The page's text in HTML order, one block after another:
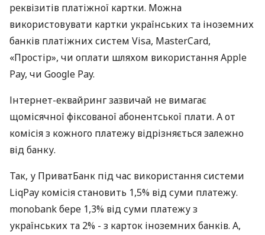
реквізитів платіжної картки. Можна
використовувати картки українських та іноземних
банків платіжних систем Visa, MasterCard,
«Простір», чи оплати шляхом використання Apple
Pay, чи Google Pay.
Інтернет-еквайринг зазвичай не вимагає
щомісячної фіксованої абонентської плати. А от
комісія з кожного платежу відрізняється залежно
від банку.
Так, у ПриватБанк під час використання системи
LiqPay комісія становить 1,5% від суми платежу.
monobank бере 1,3% від суми платежу з
українських та 2% - з карток іноземних банків. А,